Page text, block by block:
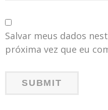
Salvar meus dados
próxima vez que eu